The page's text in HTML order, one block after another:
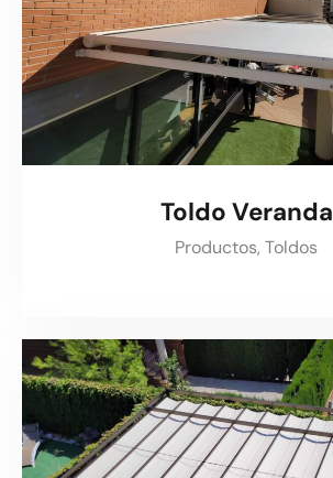
Toldo Veranda
Productos, Toldos